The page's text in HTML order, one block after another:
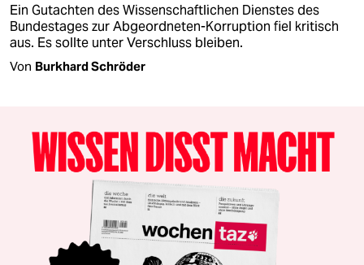
Ein Gutachten des Wissenschaftlichen Dienstes des
Bundestages zur Abgeordneten-Korruption fiel kritisch
aus. Es sollte unter Verschluss bleiben.
Von Burkhard Schröder